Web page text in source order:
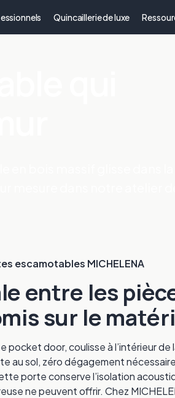
Quincaillerie de luxe
escamotables MICHELENA
entre les
sur le
door, coulisse à l’intérieur de
au sol, zéro dégagement
porte conserve l’isolation
ne peuvent offrir. Chez